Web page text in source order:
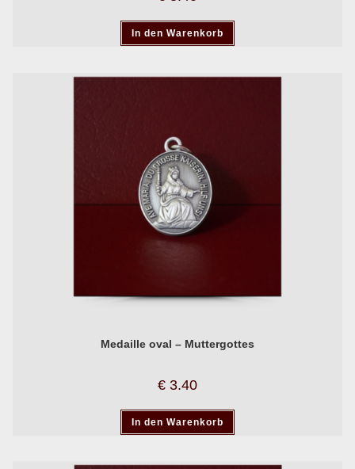
In den Warenkorb
Medaille oval – Muttergottes
€ 3.40
In den Warenkorb